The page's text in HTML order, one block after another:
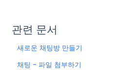
관련 문서
새로운 채팅방 만들기
채팅 - 파일 첨부하기